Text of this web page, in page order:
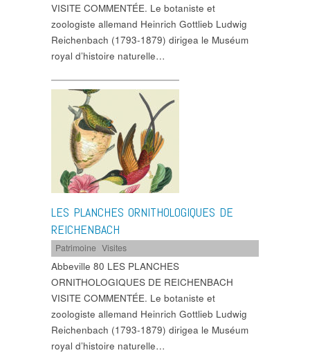
VISITE COMMENTÉE. Le botaniste et
zoologiste allemand Heinrich Gottlieb Ludwig
Reichenbach (1793-1879) dirigea le Muséum
royal d’histoire naturelle…
LES PLANCHES ORNITHOLOGIQUES DE
REICHENBACH
Patrimoine ,Visites
Abbeville 80 LES PLANCHES
ORNITHOLOGIQUES DE REICHENBACH
VISITE COMMENTÉE. Le botaniste et
zoologiste allemand Heinrich Gottlieb Ludwig
Reichenbach (1793-1879) dirigea le Muséum
royal d’histoire naturelle…